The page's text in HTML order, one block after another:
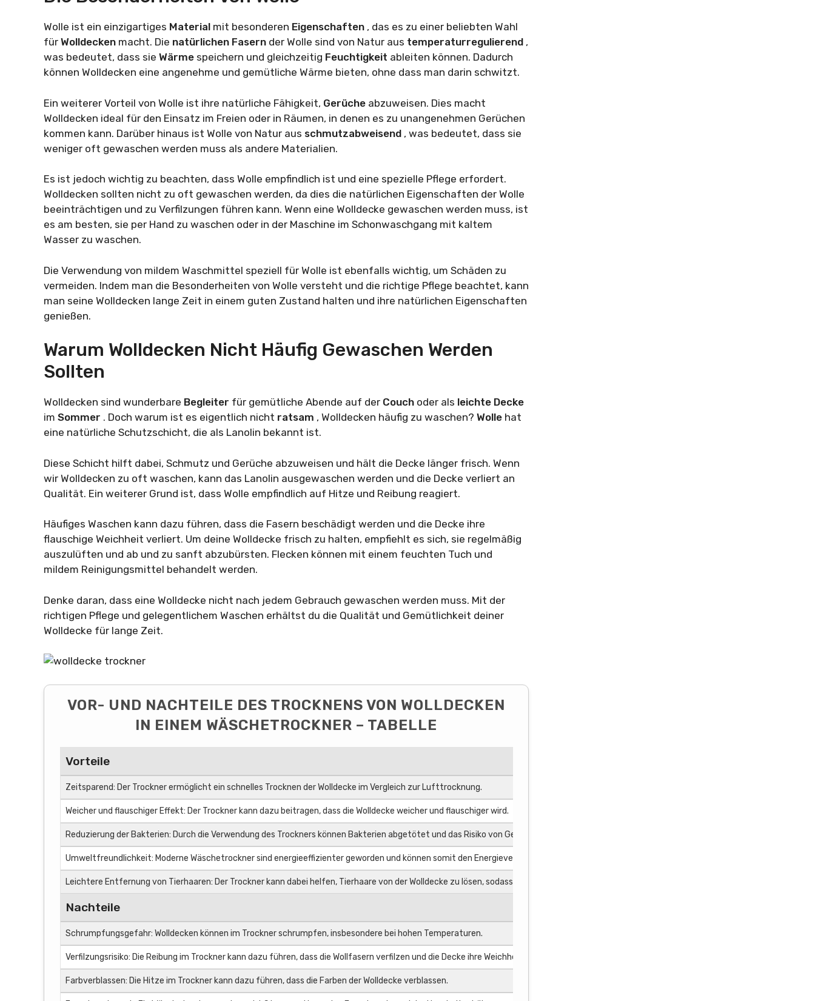
Wolle ist ein einzigartiges Material mit besonderen Eigenschaften , das es zu einer beliebten Wahl
für Wolldecken macht. Die natürlichen Fasern der Wolle sind von Natur aus temperaturregulierend ,
was bedeutet, dass sie Wärme speichern und gleichzeitig Feuchtigkeit ableiten können. Dadurch
können Wolldecken eine angenehme und gemütliche Wärme bieten, ohne dass man darin schwitzt.
Ein weiterer Vorteil von Wolle ist ihre natürliche Fähigkeit, Gerüche abzuweisen. Dies macht
Wolldecken ideal für den Einsatz im Freien oder in Räumen, in denen es zu unangenehmen Gerüchen
kommen kann. Darüber hinaus ist Wolle von Natur aus schmutzabweisend , was bedeutet, dass sie
weniger oft gewaschen werden muss als andere Materialien.
Es ist jedoch wichtig zu beachten, dass Wolle empfindlich ist und eine spezielle Pflege erfordert.
Wolldecken sollten nicht zu oft gewaschen werden, da dies die natürlichen Eigenschaften der Wolle
beeinträchtigen und zu Verfilzungen führen kann. Wenn eine Wolldecke gewaschen werden muss, ist
es am besten, sie per Hand zu waschen oder in der Maschine im Schonwaschgang mit kaltem
Wasser zu waschen.
Die Verwendung von mildem Waschmittel speziell für Wolle ist ebenfalls wichtig, um Schäden zu
vermeiden. Indem man die Besonderheiten von Wolle versteht und die richtige Pflege beachtet, kann
man seine Wolldecken lange Zeit in einem guten Zustand halten und ihre natürlichen Eigenschaften
genießen.
Warum Wolldecken Nicht Häufig Gewaschen Werden
Sollten
Wolldecken sind wunderbare Begleiter für gemütliche Abende auf der Couch oder als leichte Decke
im Sommer . Doch warum ist es eigentlich nicht ratsam , Wolldecken häufig zu waschen? Wolle hat
eine natürliche Schutzschicht, die als Lanolin bekannt ist.
Diese Schicht hilft dabei, Schmutz und Gerüche abzuweisen und hält die Decke länger frisch. Wenn
wir Wolldecken zu oft waschen, kann das Lanolin ausgewaschen werden und die Decke verliert an
Qualität. Ein weiterer Grund ist, dass Wolle empfindlich auf Hitze und Reibung reagiert.
Häufiges Waschen kann dazu führen, dass die Fasern beschädigt werden und die Decke ihre
flauschige Weichheit verliert. Um deine Wolldecke frisch zu halten, empfiehlt es sich, sie regelmäßig
auszulüften und ab und zu sanft abzubürsten. Flecken können mit einem feuchten Tuch und
mildem Reinigungsmittel behandelt werden.
Denke daran, dass eine Wolldecke nicht nach jedem Gebrauch gewaschen werden muss. Mit der
richtigen Pflege und gelegentlichem Waschen erhältst du die Qualität und Gemütlichkeit deiner
Wolldecke für lange Zeit.
VOR- UND NACHTEILE DES TROCKNENS VON WOLLDECKEN
IN EINEM WÄSCHETROCKNER – TABELLE
Vorteile
Zeitsparend: Der Trockner ermöglicht ein schnelles Trocknen der Wolldecke im Vergleich zur Lufttrocknung.
Weicher und flauschiger Effekt: Der Trockner kann dazu beitragen, dass die Wolldecke weicher und flauschiger wird.
Reduzierung der Bakterien: Durch die Verwendung des Trockners können Bakterien abgetötet und das Risiko von Gerüchen verringert werden.
Umweltfreundlichkeit: Moderne Wäschetrockner sind energieeffizienter geworden und können somit den Energieverbrauch reduzieren.
Leichtere Entfernung von Tierhaaren: Der Trockner kann dabei helfen, Tierhaare von der Wolldecke zu lösen, sodass sie leichter entfernt werden können.
Nachteile
Schrumpfungsgefahr: Wolldecken können im Trockner schrumpfen, insbesondere bei hohen Temperaturen.
Verfilzungsrisiko: Die Reibung im Trockner kann dazu führen, dass die Wollfasern verfilzen und die Decke ihre Weichheit verliert.
Farbverblassen: Die Hitze im Trockner kann dazu führen, dass die Farben der Wolldecke verblassen.